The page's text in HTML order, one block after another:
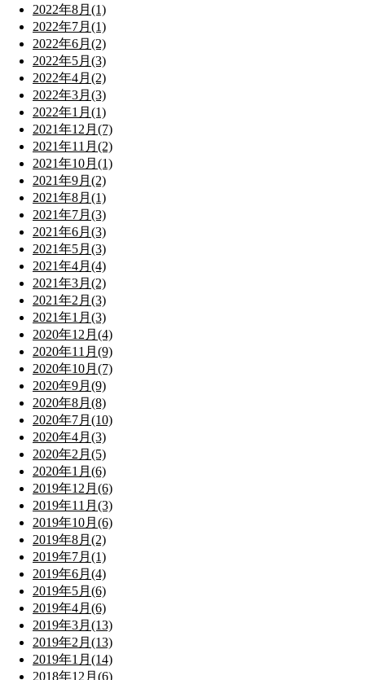
2022年8月(1)
2022年7月(1)
2022年6月(2)
2022年5月(3)
2022年4月(2)
2022年3月(3)
2022年1月(1)
2021年12月(7)
2021年11月(2)
2021年10月(1)
2021年9月(2)
2021年8月(1)
2021年7月(3)
2021年6月(3)
2021年5月(3)
2021年4月(4)
2021年3月(2)
2021年2月(3)
2021年1月(3)
2020年12月(4)
2020年11月(9)
2020年10月(7)
2020年9月(9)
2020年8月(8)
2020年7月(10)
2020年4月(3)
2020年2月(5)
2020年1月(6)
2019年12月(6)
2019年11月(3)
2019年10月(6)
2019年8月(2)
2019年7月(1)
2019年6月(4)
2019年5月(6)
2019年4月(6)
2019年3月(13)
2019年2月(13)
2019年1月(14)
2018年12月(6)